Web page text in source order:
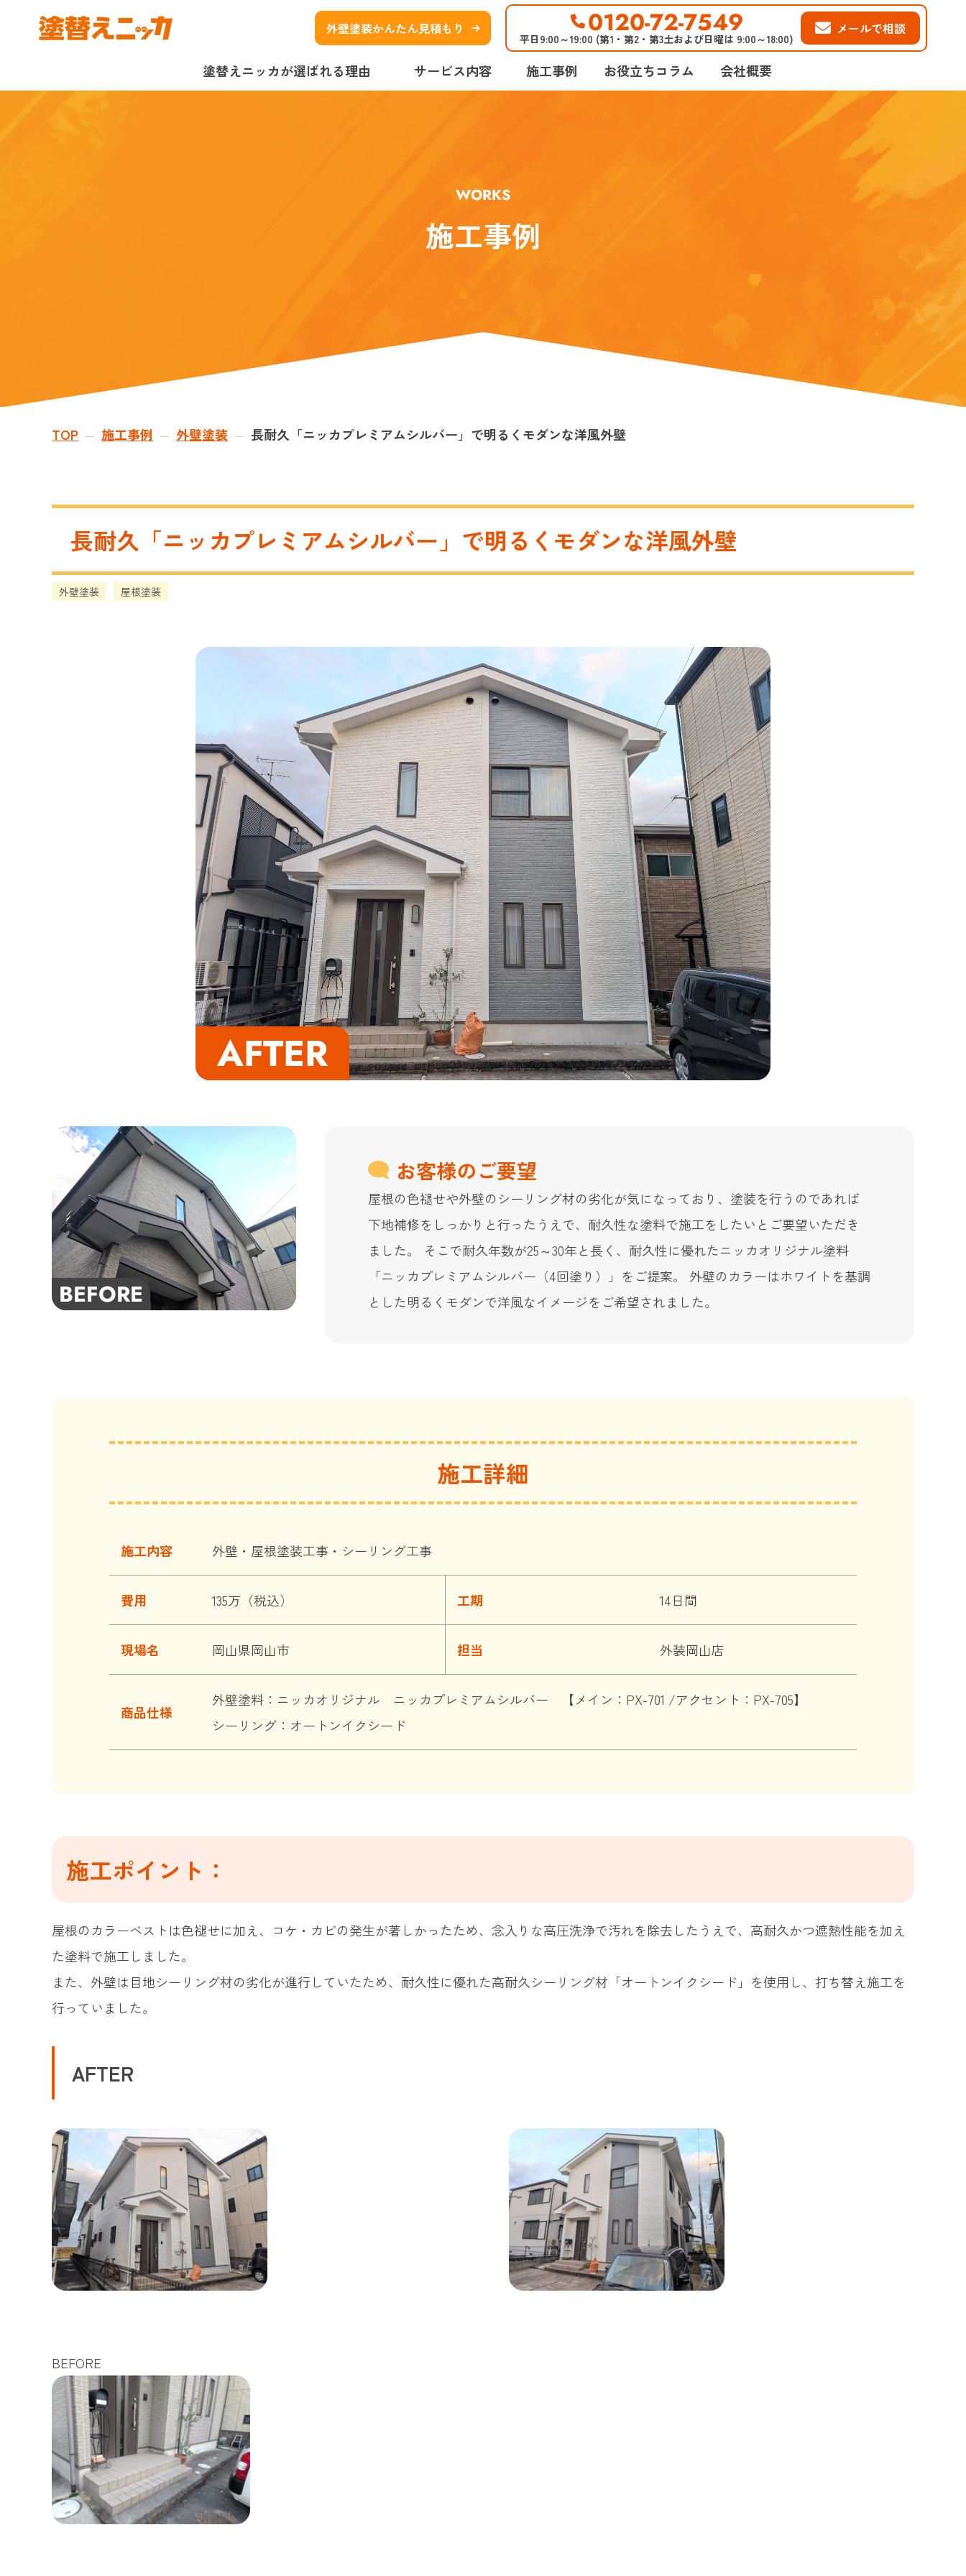
外壁塗装かんたん見積もり 0120-72-7549
平日9:00～19:00 (第1・第2・第3土および日曜は 9:00～18:00)
メールで相談
塗替えニッカが選ばれる理由 サービス内容 施工事例 お役立ちコラム 会社概要
WORKS
施工事例
TOP — 施工事例 — 外壁塗装 — 長耐久「ニッカプレミアムシルバー」で明るくモダンな洋風外壁
長耐久「ニッカプレミアムシルバー」で明るくモダンな洋風外壁
外壁塗装 屋根塗装
お客様のご要望
屋根の色褪せや外壁のシーリング材の劣化が気になっており、塗装を行うのであれば
下地補修をしっかりと行ったうえで、耐久性な塗料で施工をしたいとご要望いただき
ました。 そこで耐久年数が25～30年と長く、耐久性に優れたニッカオリジナル塗料
「ニッカプレミアムシルバー（4回塗り）」をご提案。 外壁のカラーはホワイトを基調
とした明るくモダンで洋風なイメージをご希望されました。
施工詳細
施工内容 外壁・屋根塗装工事・シーリング工事
費用 135万（税込） 工期 14日間
現場名 岡山県岡山市 担当 外装岡山店
商品仕様
外壁塗料：ニッカオリジナル ニッカプレミアムシルバー 【メイン：PX-701 /アクセント：PX-705】
シーリング：オートンイクシード
施工ポイント：
屋根のカラーベストは色褪せに加え、コケ・カビの発生が著しかったため、念入りな高圧洗浄で汚れを除去したうえで、高耐久かつ遮熱性能を加え
た塗料で施工しました。
また、外壁は目地シーリング材の劣化が進行していたため、耐久性に優れた高耐久シーリング材「オートンイクシード」を使用し、打ち替え施工を
行っていました。
AFTER
BEFORE